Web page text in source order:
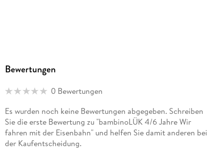
Bewertungen
0 Bewertungen
Es wurden noch keine Bewertungen abgegeben. Schreiben
Sie die erste Bewertung zu "bambinoLÜK 4/6 Jahre Wir
fahren mit der Eisenbahn" und helfen Sie damit anderen bei
der Kaufentscheidung.